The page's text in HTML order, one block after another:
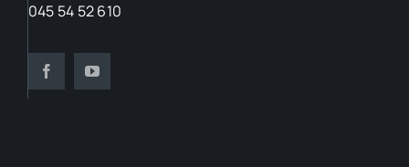
045 54 52 610